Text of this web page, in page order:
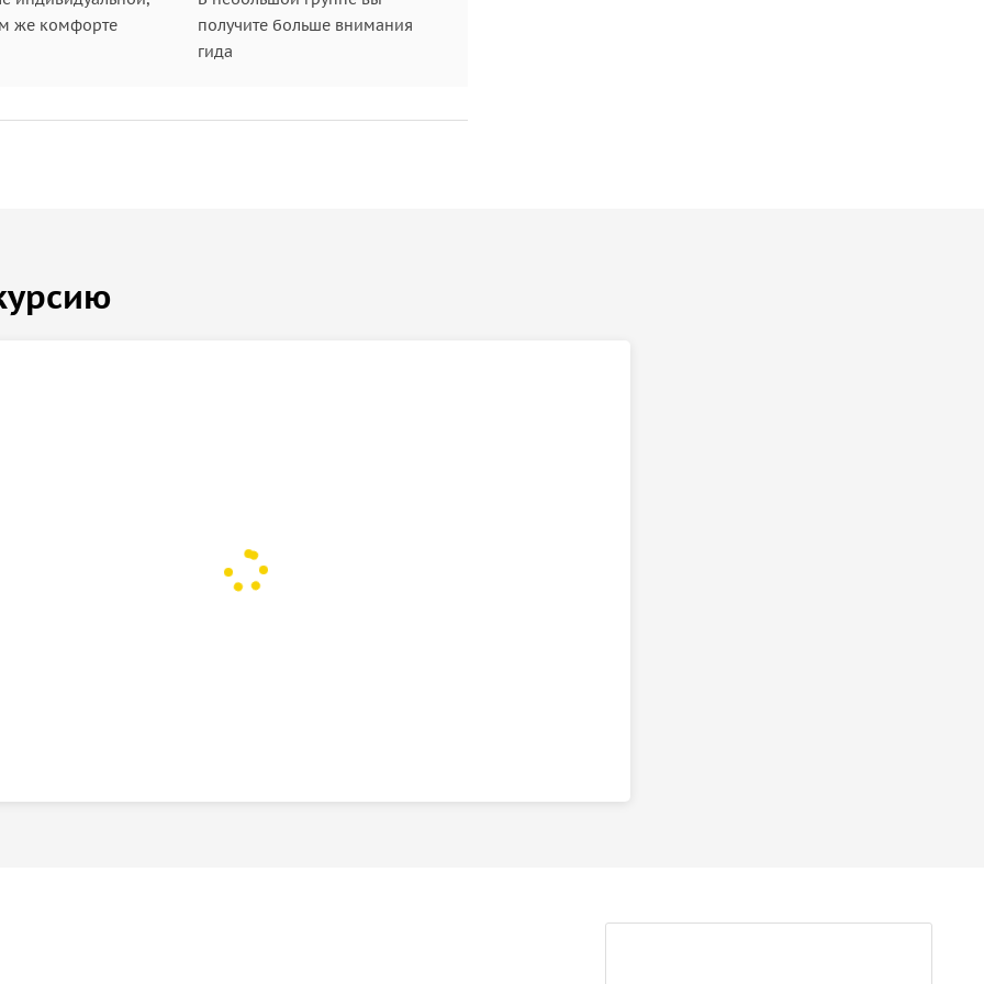
обувь, а также взять с собой: перекус
же комфорте
получите больше внимания
гида